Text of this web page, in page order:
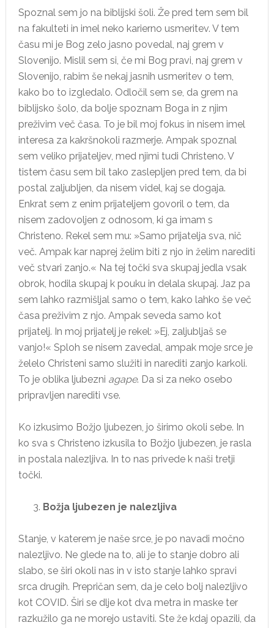
Spoznal sem jo na biblijski šoli. Že pred tem sem bil
na fakulteti in imel neko karierno usmeritev. V tem
času mi je Bog zelo jasno povedal, naj grem v
Slovenijo. Mislil sem si, če mi Bog pravi, naj grem v
Slovenijo, rabim še nekaj jasnih usmeritev o tem,
kako bo to izgledalo. Odločil sem se, da grem na
biblijsko šolo, da bolje spoznam Boga in z njim
preživim več časa. To je bil moj fokus in nisem imel
interesa za kakršnokoli razmerje. Ampak spoznal
sem veliko prijateljev, med njimi tudi Christeno. V
tistem času sem bil tako zaslepljen pred tem, da bi
postal zaljubljen, da nisem videl, kaj se dogaja.
Enkrat sem z enim prijateljem govoril o tem, da
nisem zadovoljen z odnosom, ki ga imam s
Christeno. Rekel sem mu: »Samo prijatelja sva, nič
več. Ampak kar naprej želim biti z njo in želim narediti
več stvari zanjo.« Na tej točki sva skupaj jedla vsak
obrok, hodila skupaj k pouku in delala skupaj. Jaz pa
sem lahko razmišljal samo o tem, kako lahko še več
časa preživim z njo. Ampak seveda samo kot
prijatelj. In moj prijatelj je rekel: »Ej, zaljubljaš se
vanjo!« Sploh se nisem zavedal, ampak moje srce je
želelo Christeni samo služiti in narediti zanjo karkoli.
To je oblika ljubezni agape. Da si za neko osebo
pripravljen narediti vse.
Ko izkusimo Božjo ljubezen, jo širimo okoli sebe. In
ko sva s Christeno izkusila to Božjo ljubezen, je rasla
in postala nalezljiva. In to nas privede k naši tretji
točki.
Božja ljubezen je nalezljiva
Stanje, v katerem je naše srce, je po navadi močno
nalezljivo. Ne glede na to, ali je to stanje dobro ali
slabo, se širi okoli nas in v isto stanje lahko spravi
srca drugih. Prepričan sem, da je celo bolj nalezljivo
kot COVID. Širi se dlje kot dva metra in maske ter
razkužilo ga ne morejo ustaviti. Ste že kdaj opazili, da